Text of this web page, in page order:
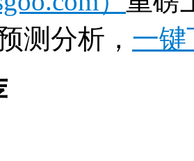
测分析， 一键